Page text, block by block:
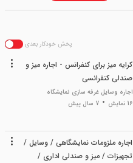
پخش خودکار بعدی
کرایه میز برای کنفرانس - اجاره میز و
صندلی کنفرانسی
اجاره وسایل غرفه سازی نمایشگاه
16 نمایش
7 سال پیش
اجاره ملزومات نمایشگاهی / وسایل /
تجهیزات / میز و صندلی اداری /